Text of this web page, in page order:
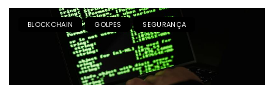
BLOCKCHAIN GOLPES SEGURANÇA